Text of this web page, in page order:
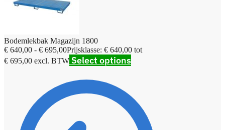
Bodemlekbak Magazijn 1800
€ 640,00 - € 695,00Prijsklasse: € 640,00 tot
€ 695,00 excl. BTW Select options